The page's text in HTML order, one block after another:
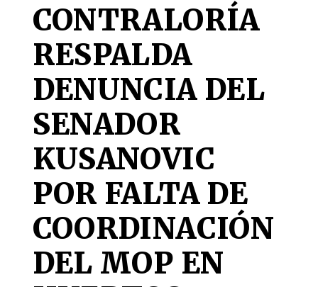
CONTRALORÍA
RESPALDA
DENUNCIA DEL
SENADOR
KUSANOVIC
POR FALTA DE
COORDINACIÓN
DEL MOP EN